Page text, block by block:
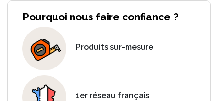
Pourquoi nous faire confiance ?
Produits sur-mesure
1er réseau français